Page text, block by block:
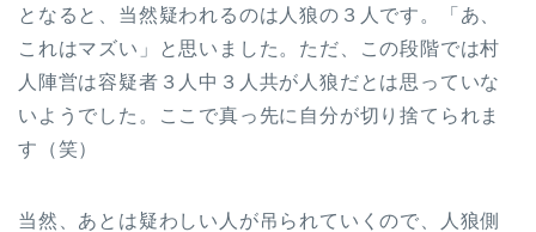
となると、当然疑われるのは人狼の３人です。「あ、
これはマズい」と思いました。ただ、この段階では村
人陣営は容疑者３人中３人共が人狼だとは思っていな
いようでした。ここで真っ先に自分が切り捨てられま
す（笑）
当然、あとは疑わしい人が吊られていくので、人狼側